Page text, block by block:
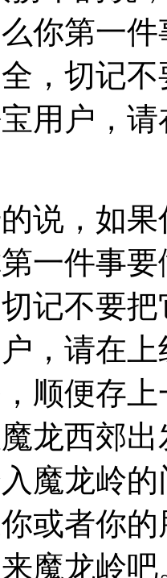
你第一
，切记
用户，
，如果
一件事
记不要
，请在
顺便存
龙西郊
魔龙岭
或者你
魔龙岭吧